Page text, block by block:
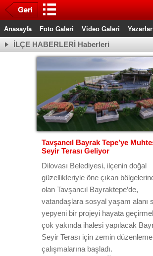
Anasayfa Foto Galeri Video Galeri Yazarlar
İLÇE HABERLERİ Haberleri
Tavşancıl Bayrak Tepe’ye
Seyir Terası Geliyor
Dilovası Belediyesi, ilçenin doğal
güzellikleriyle öne çıkan
olan Tavşancıl Bayraktepe’de,
vatandaşlara sosyal yaşam alanı
yepyeni bir projeyi hayata
çok yakında ihalesi yapılacak
Seyir Terası için zemin düzenleme
çalışmalarına başladı.